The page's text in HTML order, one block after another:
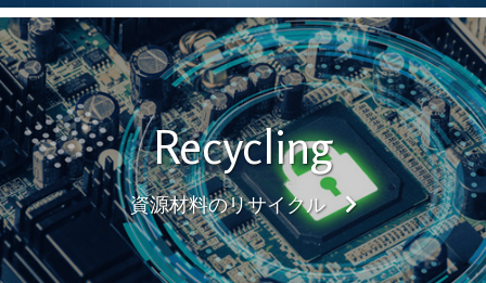
Recycling
資源材料のリサイクル